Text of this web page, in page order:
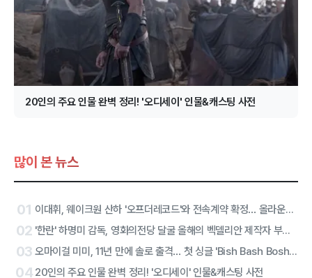
20인의 주요 인물 완벽 정리! '오디세이' 인물&캐스팅 사전
많이 본 뉴스
01 이대휘, 웨이크원 산하 '오프더레코드'와 전속계약 확정… 올라운더 아티스트 솔로 2막 시작
02 '한란' 하명미 감독, 영화의전당 달굴 올해의 벡델리안 제작자 부문 선정
03 오마이걸 미미, 11년 만에 솔로 출격… 첫 싱글 'Bish Bash Bosh'로 당찬 선언
04 20인의 주요 인물 완벽 정리! '오디세이' 인물&캐스팅 사전